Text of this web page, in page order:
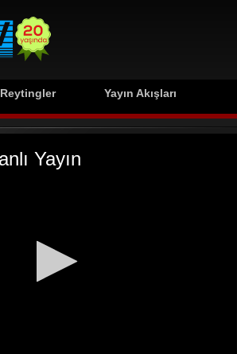
Reytingler Yayın Akışları